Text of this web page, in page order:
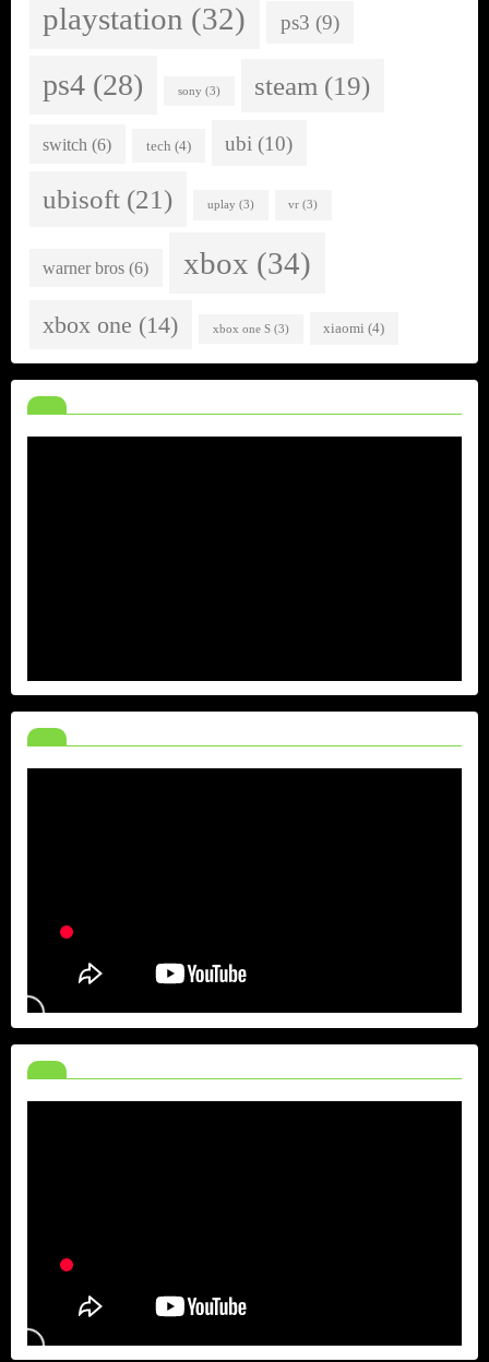
playstation (32) ps3 (9)
ps4 (28) sony (3) steam (19)
switch (6) tech (4) ubi (10)
ubisoft (21) uplay (3) vr (3)
warner bros (6) xbox (34)
xbox one (14) xbox one S(3) xiaomi (4)